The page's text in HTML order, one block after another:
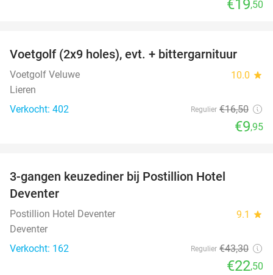
€19,50
40%
Voetgolf (2x9 holes), evt. + bittergarnituur
Voetgolf Veluwe 10.0 star
Lieren
Verkocht: 402
Regulier €16,50
€9,95
3-gangen keuzediner bij Postillion Hotel
Deventer
Postillion Hotel Deventer 9.1 star
Deventer
Verkocht: 162
Regulier €43,30
€22,50